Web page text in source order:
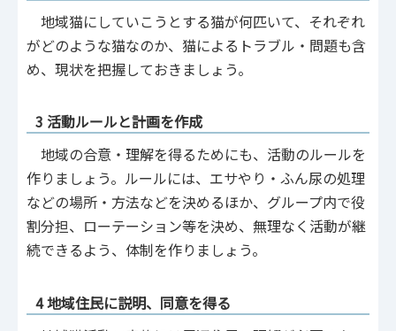
地域猫にしていこうとする猫が何匹いて、それぞれ
がどのような猫なのか、猫によるトラブル・問題も含
め、現状を把握しておきましょう。
3 活動ルールと計画を作成
地域の合意・理解を得るためにも、活動のルールを
作りましょう。ルールには、エサやり・ふん尿の処理
などの場所・方法などを決めるほか、グループ内で役
割分担、ローテーション等を決め、無理なく活動が継
続できるよう、体制を作りましょう。
4 地域住民に説明、同意を得る